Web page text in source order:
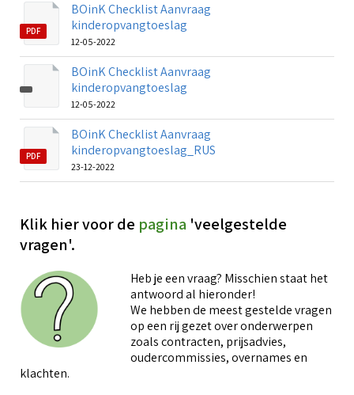
PDF
BOinK Checklist Aanvraag
kinderopvangtoeslag
12-05-2022
BOinK Checklist Aanvraag
kinderopvangtoeslag
12-05-2022
PDF
BOinK Checklist Aanvraag
kinderopvangtoeslag_RUS
23-12-2022
Klik hier voor de pagina 'veelgestelde
vragen'.
Heb je een vraag? Misschien staat het
antwoord al hieronder!
We hebben de meest gestelde vragen
op een rij gezet over onderwerpen
zoals contracten, prijsadvies,
oudercommissies, overnames en
klachten.